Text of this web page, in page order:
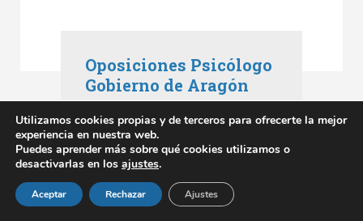
Oposiciones Psicólogo
Gobierno de Aragón
Oposiciones Gobierno de Aragón
mayo 3, 2023
SABER MÁS
Utilizamos cookies propias y de terceros para ofrecerte la mejor
experiencia en nuestra web.
Puedes aprender más sobre qué cookies utilizamos o
desactivarlas en los ajustes.
Aceptar Rechazar Ajustes